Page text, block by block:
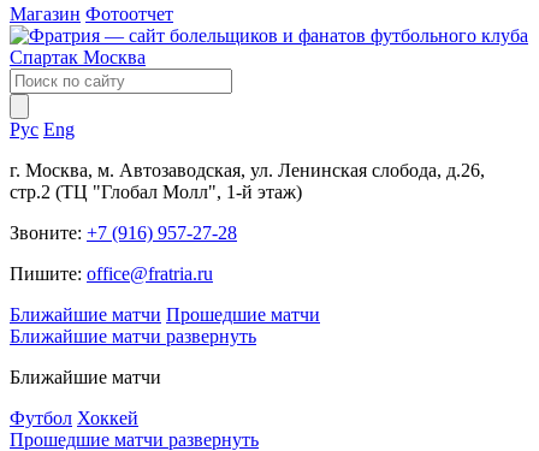
Магазин Фотоотчет
Рус Eng
г. Москва, м. Автозаводская, ул. Ленинская слобода, д.26,
стр.2 (ТЦ "Глобал Молл", 1-й этаж)
Звоните: +7 (916) 957-27-28
Пишите: office@fratria.ru
Ближайшие матчи Прошедшие матчи
Ближайшие матчи развернуть
Ближайшие матчи
Футбол Хоккей
Прошедшие матчи развернуть